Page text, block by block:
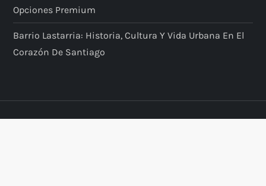
Opciones Premium
Barrio Lastarria: Historia, Cultura Y Vida Urbana En El
Corazón De Santiago